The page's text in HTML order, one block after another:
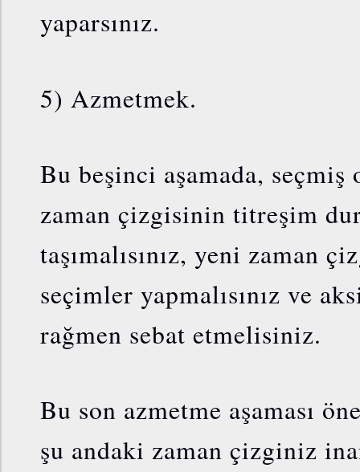
yaparsınız.
5) Azmetmek.
Bu beşinci aşamada,
zaman çizgisinin titreşim
taşımalısınız, yeni zaman
seçimler yapmalısınız ve
rağmen sebat etmelisiniz.
Bu son azmetme aşaması
şu andaki zaman çizginiz